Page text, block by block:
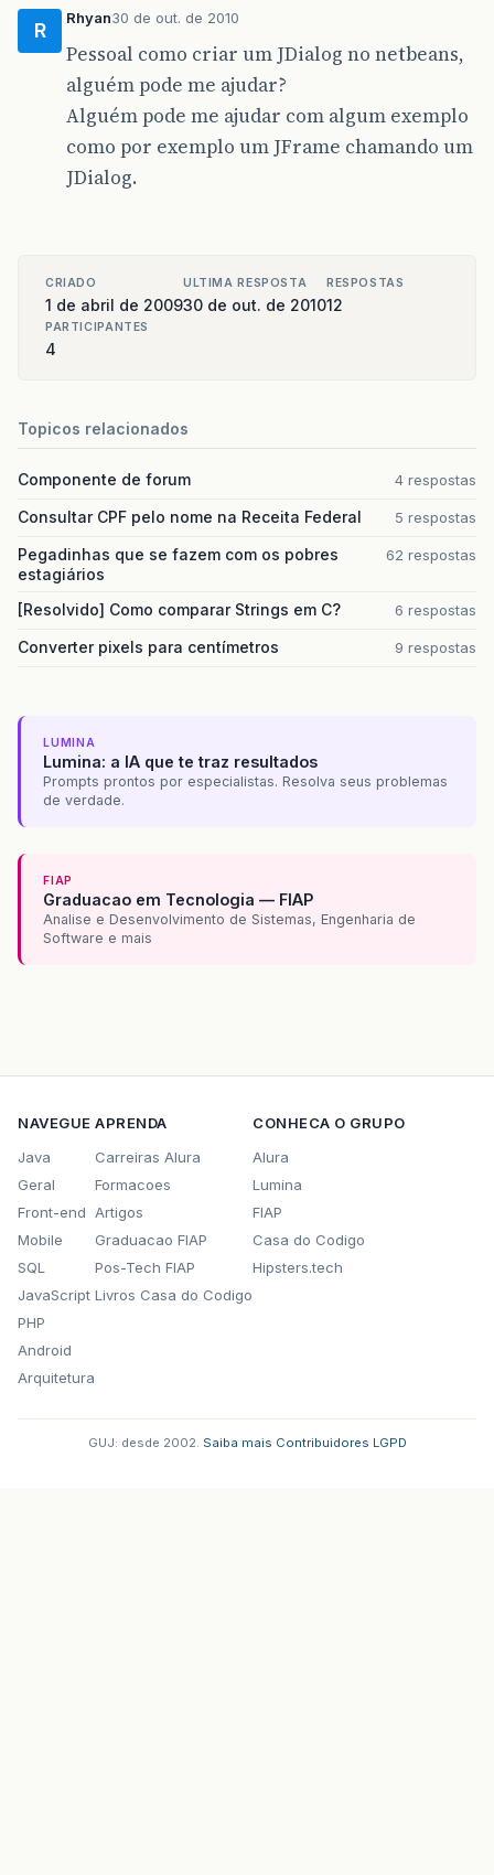
R
Rhyan30 de out. de 2010
Pessoal como criar um JDialog no netbeans,
alguém pode me ajudar?
Alguém pode me ajudar com algum exemplo
como por exemplo um JFrame chamando um
JDialog.
CRIADO
1 de abril de 2009
ULTIMA RESPOSTA
30 de out. de 2010
RESPOSTAS
12
PARTICIPANTES
4
Topicos relacionados
Componente de forum 4 respostas
Consultar CPF pelo nome na Receita Federal 5 respostas
Pegadinhas que se fazem com os pobres
estagiários
62 respostas
[Resolvido] Como comparar Strings em C? 6 respostas
Converter pixels para centímetros 9 respostas
LUMINA
Lumina: a IA que te traz resultados
Prompts prontos por especialistas. Resolva seus problemas
de verdade.
FIAP
Graduacao em Tecnologia — FIAP
Analise e Desenvolvimento de Sistemas, Engenharia de
Software e mais
NAVEGUE
Java
Geral
Front-end
Mobile
SQL
JavaScript
PHP
Android
Arquitetura
APRENDA
Carreiras Alura
Formacoes
Artigos
Graduacao FIAP
Pos-Tech FIAP
Livros Casa do Codigo
CONHECA O GRUPO
Alura
Lumina
FIAP
Casa do Codigo
Hipsters.tech
GUJ: desde 2002. Saiba mais Contribuidores LGPD